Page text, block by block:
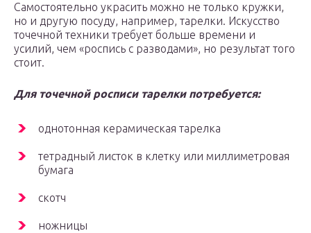
Самостоятельно украсить можно не только кружки,
но и другую посуду, например, тарелки. Искусство
точечной техники требует больше времени и
усилий, чем «роспись с разводами», но результат того
стоит.
Для точечной росписи тарелки потребуется:
однотонная керамическая тарелка
тетрадный листок в клетку или миллиметровая
бумага
скотч
ножницы